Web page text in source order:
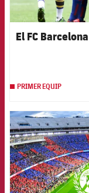
El FC
PRIMER EQUIP